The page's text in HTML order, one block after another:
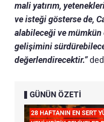
mali yatırım,
ve isteği gösterse de,
alabileceği ve
gelişimini
değerlendirecektir.”
GÜNÜN ÖZETİ